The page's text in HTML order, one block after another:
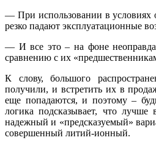
— При использовании в условиях
резко падают эксплуатационные
— И все это – на фоне
сравнению с их
К слову, большого
получили, и встретить их в
еще попадаются, и поэтому –
логика подсказывает, что лучше
надежный и «предсказуемый»
совершенный литий-ионный.